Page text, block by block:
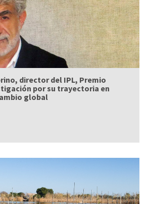
director del IPL, Premio
por su trayectoria en
global